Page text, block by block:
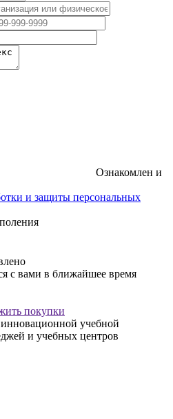
Ознакомлен и
и защиты персональных
с вами в ближайшее время
покупки
инновационной учебной
и учебных центров